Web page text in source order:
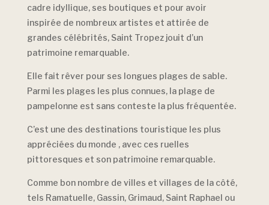
cadre idyllique, ses boutiques et pour avoir
inspirée de nombreux artistes et attirée de
grandes célébrités, Saint Tropez jouit d’un
patrimoine remarquable.
Elle fait rêver pour ses longues plages de sable.
Parmi les plages les plus connues, la plage de
pampelonne est sans conteste la plus fréquentée.
C’est une des destinations touristique les plus
appréciées du monde , avec ces ruelles
pittoresques et son patrimoine remarquable.
Comme bon nombre de villes et villages de la côté,
tels Ramatuelle, Gassin, Grimaud, Saint Raphael ou